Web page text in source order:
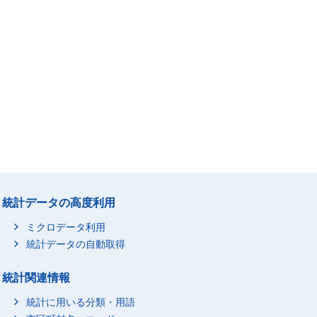
統計データの高度利用
ミクロデータ利用
統計データの自動取得
統計関連情報
統計に用いる分類・用語